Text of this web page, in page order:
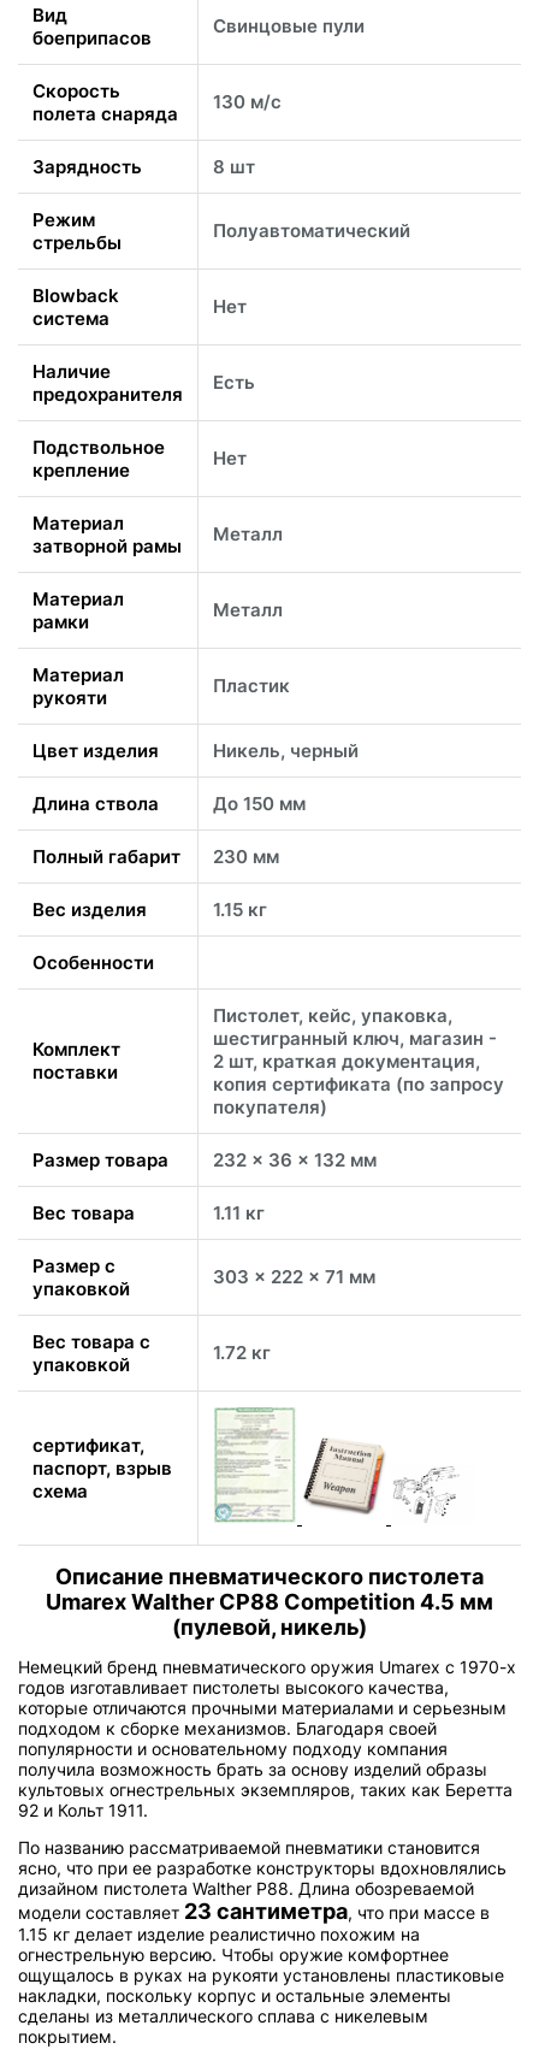
Вид
боеприпасов
Свинцовые пули
Скорость
полета снаряда
130 м/с
Зарядность 8 шт
Режим
стрельбы
Полуавтоматический
Blowback
система
Нет
Наличие
предохранителя
Есть
Подствольное
крепление
Нет
Материал
затворной рамы
Металл
Материал
рамки
Металл
Материал
рукояти
Пластик
Цвет изделия Никель, черный
Длина ствола До 150 мм
Полный габарит 230 мм
Вес изделия 1.15 кг
Особенности
Комплект
поставки
Пистолет, кейс, упаковка,
шестигранный ключ, магазин -
2 шт, краткая документация,
копия сертификата (по запросу
покупателя)
Размер товара 232 x 36 x 132 мм
Вес товара 1.11 кг
Размер с
упаковкой
303 x 222 x 71 мм
Вес товара с
упаковкой
1.72 кг
сертификат,
паспорт, взрыв
схема
Описание пневматического пистолета
Umarex Walther CP88 Competition 4.5 мм
(пулевой, никель)
Немецкий бренд пневматического оружия Umarex с 1970-х
годов изготавливает пистолеты высокого качества,
которые отличаются прочными материалами и серьезным
подходом к сборке механизмов. Благодаря своей
популярности и основательному подходу компания
получила возможность брать за основу изделий образы
культовых огнестрельных экземпляров, таких как Беретта
92 и Кольт 1911.
По названию рассматриваемой пневматики становится
ясно, что при ее разработке конструкторы вдохновлялись
дизайном пистолета Walther P88. Длина обозреваемой
модели составляет 23 сантиметра, что при массе в
1.15 кг делает изделие реалистично похожим на
огнестрельную версию. Чтобы оружие комфортнее
ощущалось в руках на рукояти установлены пластиковые
накладки, поскольку корпус и остальные элементы
сделаны из металлического сплава с никелевым
покрытием.